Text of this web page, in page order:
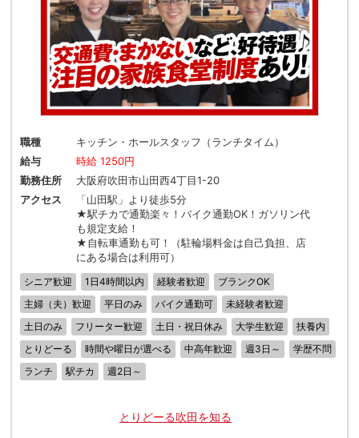
職種
キッチン・ホールスタッフ（ランチタイム）
給与
時給 1250円
勤務住所
大阪府吹田市山田西4丁目1-20
アクセス
「山田駅」より徒歩5分
★駅チカで通勤楽々！バイク通勤OK！ガソリン代
も規定支給！
★自転車通勤も可！（駐輪場料金は自己負担、店
にある場合は利用可）
シニア歓迎 1日4時間以内 経験者歓迎
ブランクOK
主婦（夫）歓迎
平日のみ バイク通勤可
未経験者歓迎
土日のみ
フリーター歓迎 土日・祝日休み 大学生歓迎
扶養内
とりどーる
時間や曜日が選べる 中高年歓迎 週3日～
学歴不問
ランチ
駅チカ 週2日～
とりどーる吹田を知る